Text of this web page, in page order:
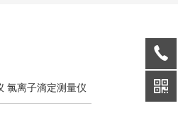
氯离子滴定测量仪